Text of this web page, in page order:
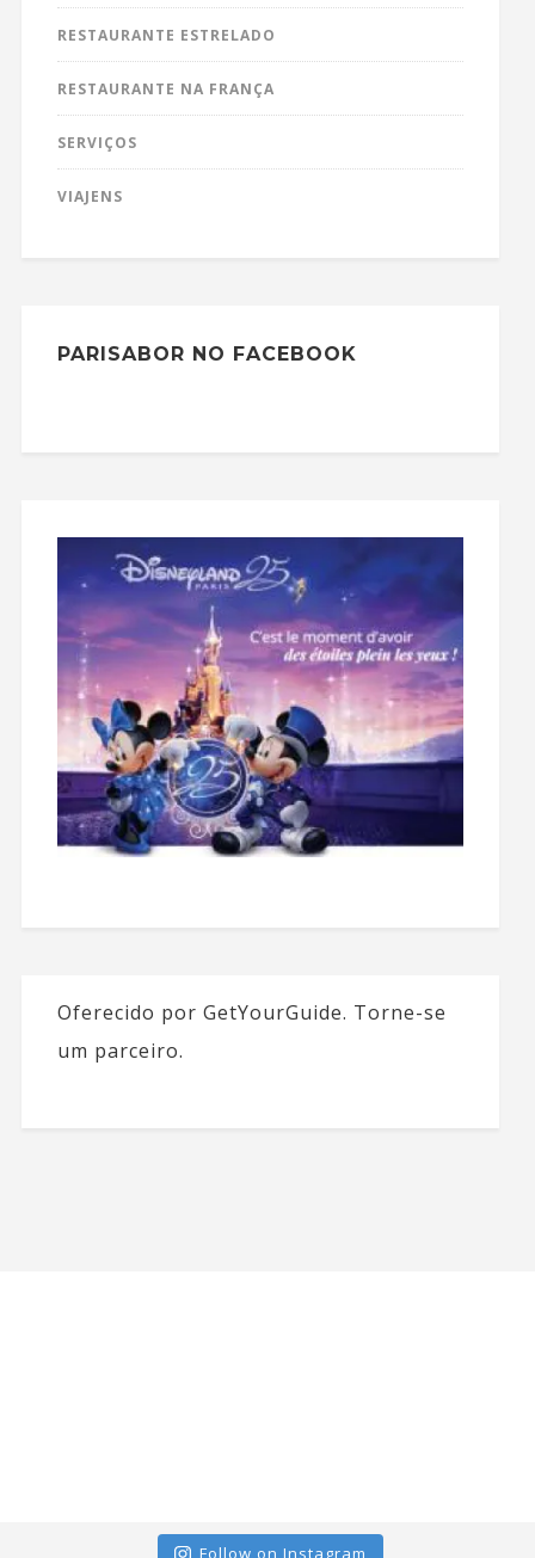
RESTAURANTE ESTRELADO
RESTAURANTE NA FRANÇA
SERVIÇOS
VIAJENS
PARISABOR NO FACEBOOK
Oferecido por GetYourGuide. Torne-se
um parceiro.